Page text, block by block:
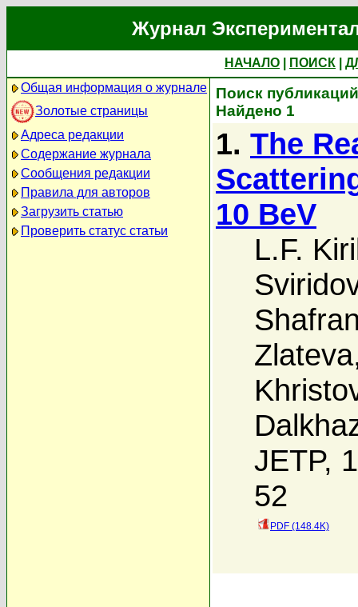
Журнал
НАЧАЛО ПОИСК
Общая информация о журнале
Золотые страницы
Адреса редакции
Содержание журнала
Сообщения редакции
Правила для авторов
Загрузить статью
Проверить статус статьи
Поиск
Найдено 1
1. The
10 BeV
L.F.
Sviridov
Zlateva
JETP,
52
PDF (148.4K)